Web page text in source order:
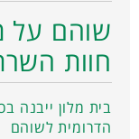
שוהם על
חוות
בית מלון ייבנה
הדרומית לשוהם